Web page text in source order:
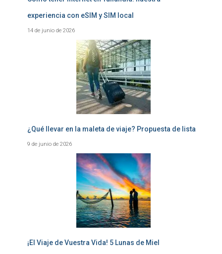
experiencia con eSIM y SIM local
14 de junio de 2026
¿Qué llevar en la maleta de viaje? Propuesta de lista
9 de junio de 2026
¡El Viaje de Vuestra Vida! 5 Lunas de Miel